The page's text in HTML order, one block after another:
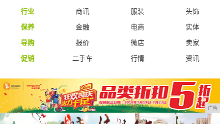
行业
商讯 服装
头饰
保养
金融 电商
实体
导购
报价 微店
卖家
促销
二手车 行情 资讯
广告